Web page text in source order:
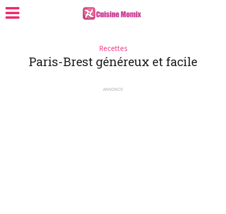
Recettes
Paris-Brest généreux et facile
ANNONCE